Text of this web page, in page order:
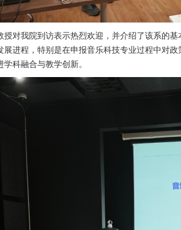
对我院到访表示热烈欢迎，并介绍了该系的
进程，特别是在申报音乐科技专业过程中对
科融合与教学创新。